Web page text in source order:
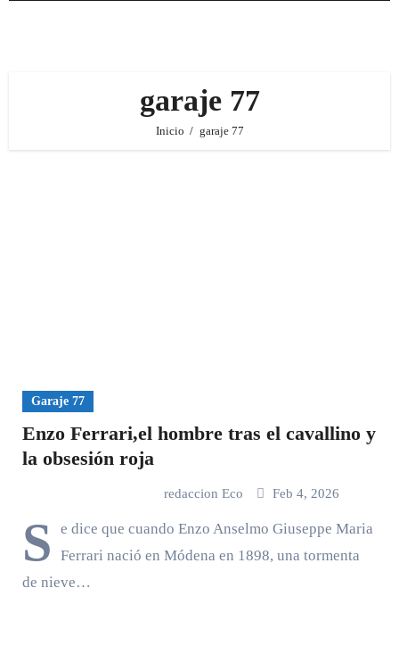
garaje 77
Inicio garaje 77
Garaje 77
Enzo Ferrari,el hombre tras el cavallino y
la obsesión roja
redaccion Eco Feb 4, 2026
S
e dice que cuando Enzo Anselmo Giuseppe Maria
Ferrari nació en Módena en 1898, una tormenta
de nieve…